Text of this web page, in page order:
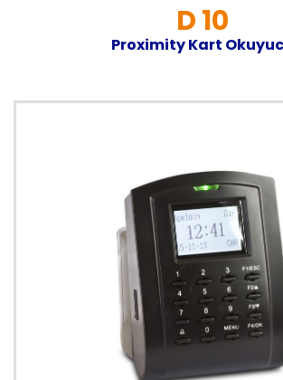
D 10
Proximity Kart